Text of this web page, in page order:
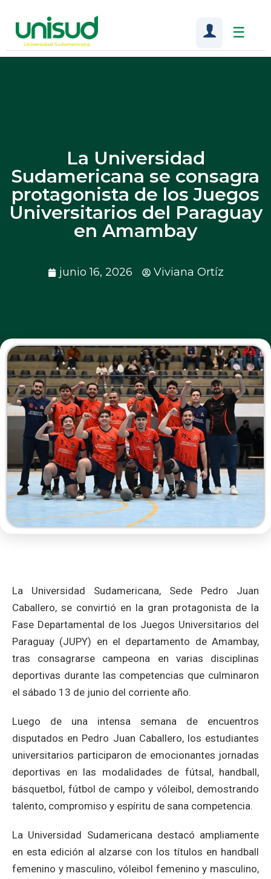
☰
La Universidad
Sudamericana se consagra
protagonista de los Juegos
Universitarios del Paraguay
en Amambay
junio 16, 2026 Viviana Ortíz
La Universidad Sudamericana, Sede Pedro Juan
Caballero, se convirtió en la gran protagonista de la
Fase Departamental de los Juegos Universitarios del
Paraguay (JUPY) en el departamento de Amambay,
tras consagrarse campeona en varias disciplinas
deportivas durante las competencias que culminaron
el sábado 13 de junio del corriente año.
Luego de una intensa semana de encuentros
disputados en Pedro Juan Caballero, los estudiantes
universitarios participaron de emocionantes jornadas
deportivas en las modalidades de fútsal, handball,
básquetbol, fútbol de campo y vóleibol, demostrando
talento, compromiso y espíritu de sana competencia.
La Universidad Sudamericana destacó ampliamente
en esta edición al alzarse con los títulos en handball
femenino y masculino, vóleibol femenino y masculino,